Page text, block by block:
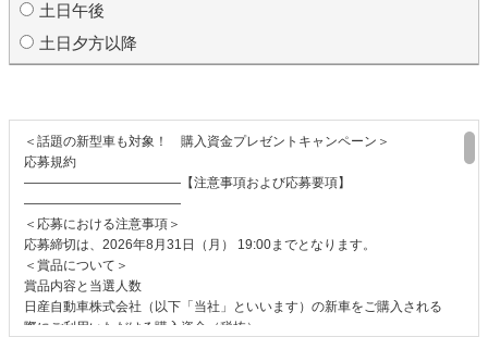
土日午後
土日夕方以降
＜話題の新型車も対象！ 購入資金プレゼントキャンペーン＞
応募規約
――――――――――――【注意事項および応募要項】
――――――――――――
＜応募における注意事項＞
応募締切は、2026年8月31日（月） 19:00までとなります。
＜賞品について＞
賞品内容と当選人数
日産自動車株式会社（以下「当社」といいます）の新車をご購入される
際にご利用いただける購入資金（税抜）